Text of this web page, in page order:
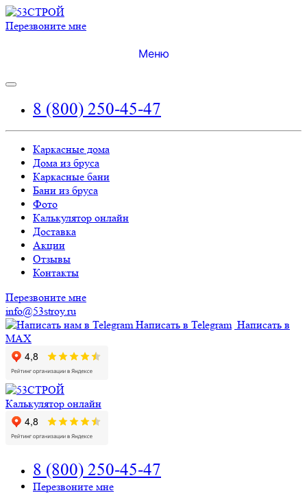
Перезвоните мне
Меню
8 (800) 250-45-47
Каркасные дома
Дома из бруса
Каркасные бани
Бани из бруса
Фото
Калькулятор онлайн
Доставка
Акции
Отзывы
Контакты
Перезвоните мне
info@53stroy.ru
Написать в Telegram Написать в
MAX
Калькулятор онлайн
8 (800) 250-45-47
Перезвоните мне